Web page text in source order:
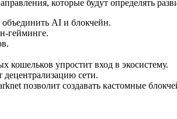
которые будут определять
AI и блокчейн.
гейминге.
кошельков упростит вход в экосистему.
децентрализацию сети.
позволит создавать кастомные